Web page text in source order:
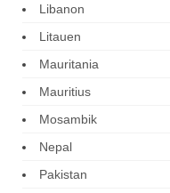
Libanon
Litauen
Mauritania
Mauritius
Mosambik
Nepal
Pakistan